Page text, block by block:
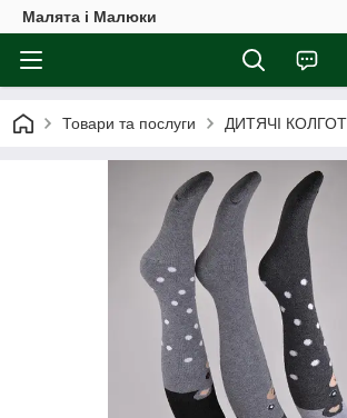
Малята і Малюки
Товари та послуги ДИТЯЧІ